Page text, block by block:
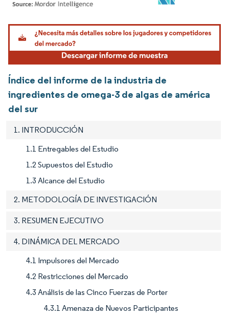
Imagen © Mordor Intelligence. El uso requiere atribución según CC BY 4.0.
Índice del informe de la industria de
ingredientes de omega-3 de algas de américa
del sur
1. INTRODUCCIÓN
1.1 Entregables del Estudio
1.2 Supuestos del Estudio
1.3 Alcance del Estudio
2. METODOLOGÍA DE INVESTIGACIÓN
3. RESUMEN EJECUTIVO
4. DINÁMICA DEL MERCADO
4.1 Impulsores del Mercado
4.2 Restricciones del Mercado
4.3 Análisis de las Cinco Fuerzas de Porter
4.3.1 Amenaza de Nuevos Participantes